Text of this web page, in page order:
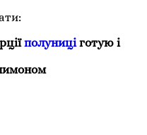
полуниціготую і